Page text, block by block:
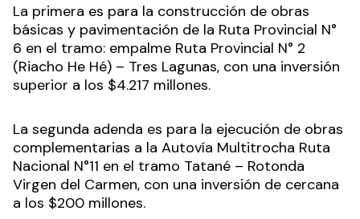
La primera es para la construcción de obras
básicas y pavimentación de la Ruta Provincial N°
6 en el tramo: empalme Ruta Provincial N° 2
(Riacho He Hé) – Tres Lagunas, con una inversión
superior a los $4.217 millones.
La segunda adenda es para la ejecución de obras
complementarias a la Autovía Multitrocha Ruta
Nacional N°11 en el tramo Tatané – Rotonda
Virgen del Carmen, con una inversión de cercana
a los $200 millones.